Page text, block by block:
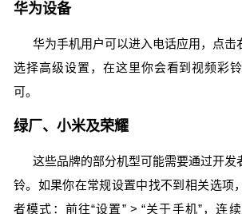
华为设备
华为手机用户可以进入电话应用，点击
选择高级设置，在这里你会看到视频彩
可。
绿厂、小米及荣耀
这些品牌的部分机型可能需要通过开发
铃。如果你在常规设置中找不到相关选项
者模式：前往“设置” > “关于手机”，连